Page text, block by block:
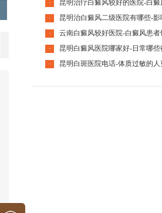
·
·
·
·
·